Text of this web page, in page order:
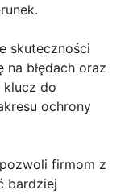
skuteczności
na błędach oraz
klucz do
ochrony
firmom z
bardziej